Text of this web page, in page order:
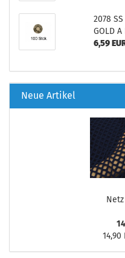
2078 SS
GOLD
6,59
Neue Artikel
14,90